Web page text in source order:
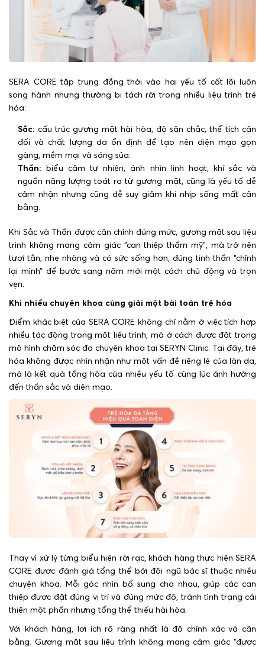
SERA CORE tập trung đồng thời vào hai yếu tố cốt lõi luôn
song hành nhưng thường bị tách rời trong nhiều liệu trình trẻ
hóa:
Sắc: cấu trúc gương mặt hài hòa, độ săn chắc, thể tích cân
đối và chất lượng da ổn định để tạo nên diện mạo gọn
gàng, mềm mại và sáng sủa.
Thần: biểu cảm tự nhiên, ánh nhìn linh hoạt, khí sắc và
nguồn năng lượng toát ra từ gương mặt, cũng là yếu tố dễ
cảm nhận nhưng cũng dễ suy giảm khi nhịp sống mất cân
bằng.
Khi Sắc và Thần được cân chỉnh đúng mức, gương mặt sau liệu
trình không mang cảm giác “can thiệp thẩm mỹ”, mà trở nên
tươi tắn, nhẹ nhàng và có sức sống hơn, đúng tinh thần “chỉnh
lại mình” để bước sang năm mới một cách chủ động và trọn
vẹn.
Khi nhiều chuyên khoa cùng giải một bài toán trẻ hóa
Điểm khác biệt của SERA CORE không chỉ nằm ở việc tích hợp
nhiều tác động trong một liệu trình, mà ở cách được đặt trong
mô hình chăm sóc đa chuyên khoa tại SERYN Clinic. Tại đây, trẻ
hóa không được nhìn nhận như một vấn đề riêng lẻ của làn da,
mà là kết quả tổng hòa của nhiều yếu tố cùng lúc ảnh hưởng
đến thần sắc và diện mạo.
Thay vì xử lý từng biểu hiện rời rạc, khách hàng thực hiện SERA
CORE được đánh giá tổng thể bởi đội ngũ bác sĩ thuộc nhiều
chuyên khoa. Mỗi góc nhìn bổ sung cho nhau, giúp các can
thiệp được đặt đúng vị trí và đúng mức độ, tránh tình trạng cải
thiện một phần nhưng tổng thể thiếu hài hòa.
Với khách hàng, lợi ích rõ ràng nhất là độ chính xác và cân
bằng. Gương mặt sau liệu trình không mang cảm giác “được